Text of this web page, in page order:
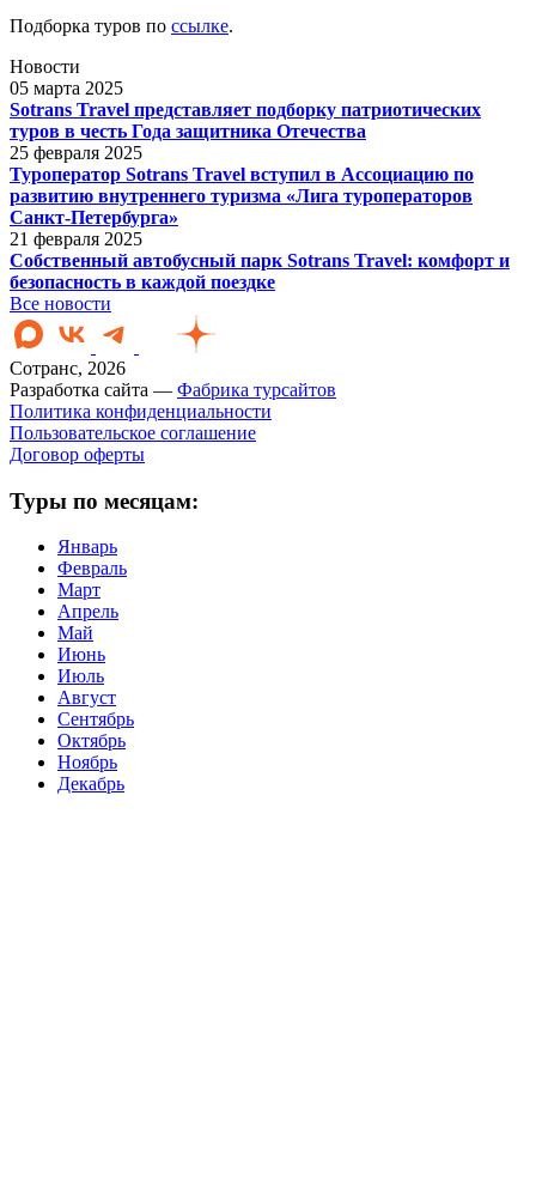
Подборка туров по ссылке.
Новости
05 марта 2025
Sotrans Travel представляет подборку патриотических
туров в честь Года защитника Отечества
25 февраля 2025
Туроператор Sotrans Travel вступил в Ассоциацию по
развитию внутреннего туризма «Лига туроператоров
Санкт-Петербурга»
21 февраля 2025
Собственный автобусный парк Sotrans Travel: комфорт и
безопасность в каждой поездке
Все новости
Сотранс, 2026
Разработка сайта — Фабрика турсайтов
Политика конфиденциальности
Пользовательское соглашение
Договор оферты
Туры по месяцам:
Январь
Февраль
Март
Апрель
Май
Июнь
Июль
Август
Сентябрь
Октябрь
Ноябрь
Декабрь